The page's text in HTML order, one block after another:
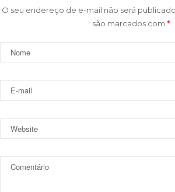
O seu endereço de e-mail não será
são marcados com *